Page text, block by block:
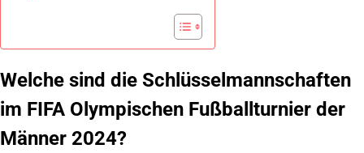
Welche sind die Schlüsselmannschaften
im FIFA Olympischen Fußballturnier der
Männer 2024?